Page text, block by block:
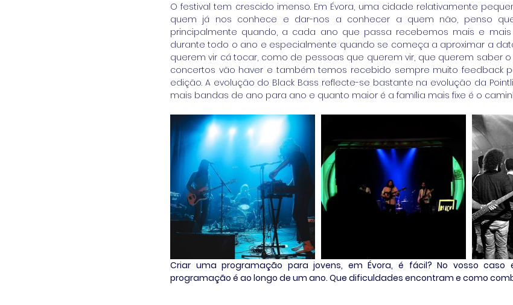
O festival tem crescido imenso. Em Évora, uma cidade relativamente
quem já nos conhece e dar-nos a conhecer a quem não, penso
principalmente quando, a cada ano que passa recebemos mais e
durante todo o ano e especialmente quando se começa a aproximar a
querem vir cá tocar, como de pessoas que querem vir, que querem saber
concertos vão haver e também temos recebido sempre muito feedback
edição. A evolução do Black Bass reflecte-se bastante na evolução da
mais bandas de ano para ano e quanto maior é a família mais fixe é o
Criar uma programação para jovens, em Évora, é fácil? No vosso caso
programação é ao longo de um ano. Que dificuldades encontram e como